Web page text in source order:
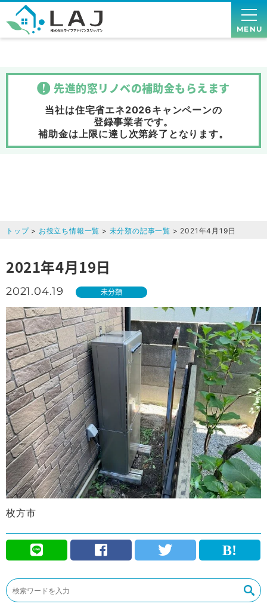
MENU
先進的窓リノベの補助金もらえます
当社は住宅省エネ2026キャンペーンの
登録事業者です。
補助金は上限に達し次第終了 となります。
トップ> お役立ち情報一覧 > 未分類の記事一覧 > 2021年4月19日
2021年4月19日
2021.04.19 未分類
枚方市